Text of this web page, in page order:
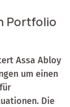
Portfolio
Assa Abloy
um einen
Die